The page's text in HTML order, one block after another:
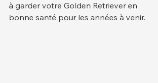
à garder votre Golden Retriever en
bonne santé pour les années à venir.